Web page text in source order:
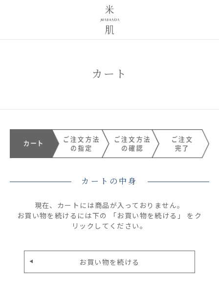
カート
カートの中身
現在、カートには商品が入っておりません。
お買い物を続けるには下の 「お買い物を続ける」 をク
リックしてください。